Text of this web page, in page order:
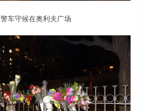
警车守候在奥利夫广场